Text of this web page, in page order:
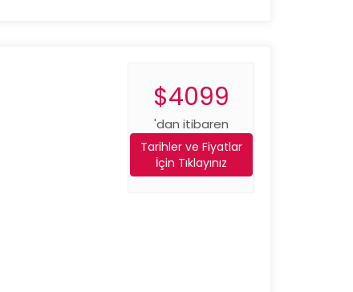
$4099
'dan itibaren
Tarihler ve Fiyatlar
İçin Tıklayınız